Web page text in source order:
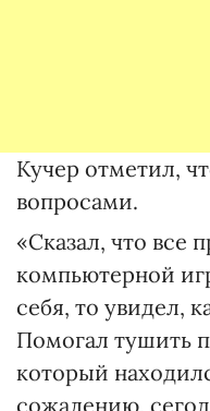
Кучер отметил,
вопросами.
«Сказал, что все
компьютерной
себя, то увидел,
Помогал тушить
который
сожалению,